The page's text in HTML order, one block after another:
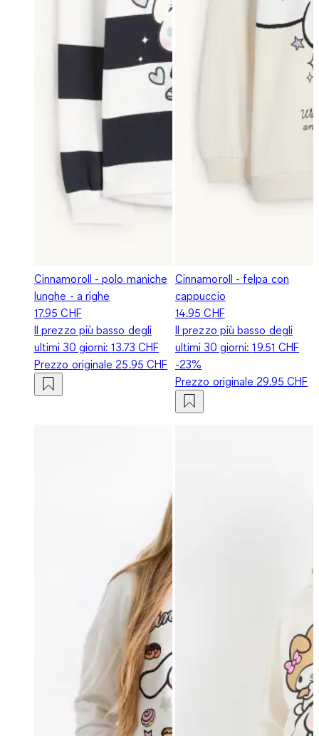
Cinnamoroll - polo maniche
lunghe - a righe
17.95 CHF
Il prezzo più basso degli
ultimi 30 giorni:13.73 CHF
Prezzo originale 25.95 CHF
Cinnamoroll - felpa con
cappuccio
14.95 CHF
Il prezzo più basso degli
ultimi 30 giorni:19.51 CHF
-23%
Prezzo originale 29.95 CHF